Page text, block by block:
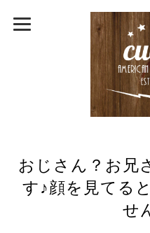
おじさん？お兄
す♪顔を見てる
せ